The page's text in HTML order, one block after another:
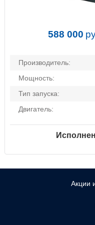
588 000
Производитель:
Мощность:
Тип запуска:
Двигатель:
Акции